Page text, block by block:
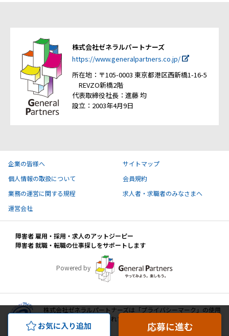
株式会社ゼネラルパートナーズ
https://www.generalpartners.co.jp/
所在地：〒105-0003 東京都港区西新橋1-16-5
REVZO新橋2階
代表取締役社長：進藤 均
設立：2003年4月9日
お気に入り追加 応募に進む
企業の皆様へ
サイトマップ
個人情報の取扱について
会員規約
業務の運営に関する規程
求人者・求職者のみなさまへ
運営会社
障害者 雇用・採用・求人のアットジーピー
障害者 就職・転職の仕事探しをサポートします
Powered by
株式会社ゼネラルパートナーズは「プライバシーマーク」の使用
許諾事業者として認定されています。